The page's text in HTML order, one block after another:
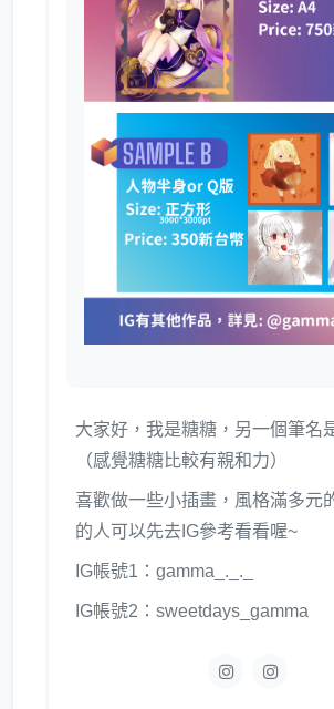
大家好，我是糖糖，另一個筆名
（感覺糖糖比較有親和力）
喜歡做一些小插畫，風格滿多元
的人可以先去IG參考看看喔~
IG帳號1：gamma_._._
IG帳號2：sweetdays_gamma